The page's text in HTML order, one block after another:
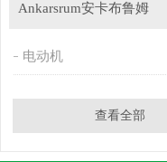
Ankarsrum安卡布鲁姆
电动机
查看全部